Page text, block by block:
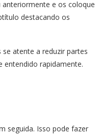
e os coloque
destacando os
atente a reduzir partes
entendido rapidamente.
seguida. Isso pode fazer